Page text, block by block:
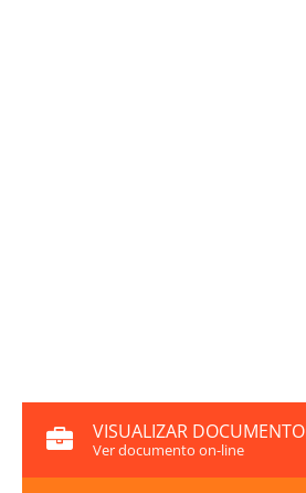
VISUALIZAR DOCUMENTO
Ver documento on-line